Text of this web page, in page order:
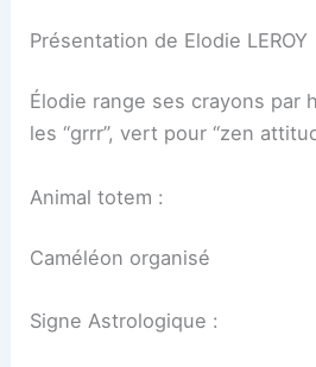
Présentation de Elodie LEROY
Élodie range ses crayons par
les “grrr”, vert pour “zen
Animal totem :
Caméléon organisé
Signe Astrologique :